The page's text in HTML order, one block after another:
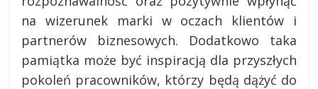
na wizerunek marki w oczach klientów i
partnerów biznesowych. Dodatkowo taka
pamiątka może być inspiracją dla przyszłych
pokoleń pracowników, którzy będą dążyć do